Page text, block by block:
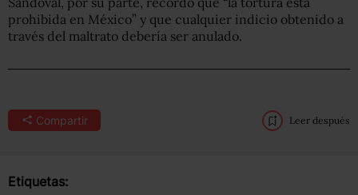
prohibida en México” y que cualquier indicio obtenido a
través del maltrato debería ser anulado.
Compartir Leer después
Etiquetas: